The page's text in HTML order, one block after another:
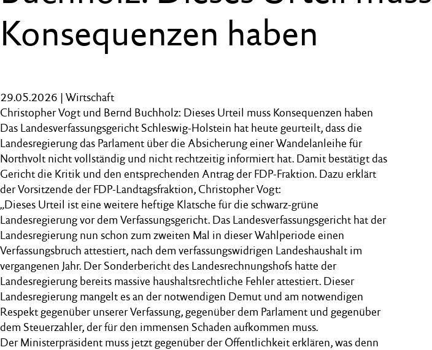
Konsequenzen haben
29.05.2026 | Wirtschaft
Christopher Vogt und Bernd Buchholz: Dieses Urteil muss Konsequenzen haben
Das Landesverfassungsgericht Schleswig-Holstein hat heute geurteilt, dass die
Landesregierung das Parlament über die Absicherung einer Wandelanleihe für
Northvolt nicht vollständig und nicht rechtzeitig informiert hat. Damit bestätigt das
Gericht die Kritik und den entsprechenden Antrag der FDP-Fraktion. Dazu erklärt
der Vorsitzende der FDP-Landtagsfraktion, Christopher Vogt:
„Dieses Urteil ist eine weitere heftige Klatsche für die schwarz-grüne
Landesregierung vor dem Verfassungsgericht. Das Landesverfassungsgericht hat der
Landesregierung nun schon zum zweiten Mal in dieser Wahlperiode einen
Verfassungsbruch attestiert, nach dem verfassungswidrigen Landeshaushalt im
vergangenen Jahr. Der Sonderbericht des Landesrechnungshofs hatte der
Landesregierung bereits massive haushaltsrechtliche Fehler attestiert. Dieser
Landesregierung mangelt es an der notwendigen Demut und am notwendigen
Respekt gegenüber unserer Verfassung, gegenüber dem Parlament und gegenüber
dem Steuerzahler, der für den immensen Schaden aufkommen muss.
Der Ministerpräsident muss jetzt gegenüber der Öffentlichkeit erklären, was denn